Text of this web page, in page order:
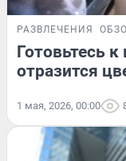
РАЗВЛЕЧЕНИЯ
Готовьтесь
отразится
1 мая, 2026, 00:00